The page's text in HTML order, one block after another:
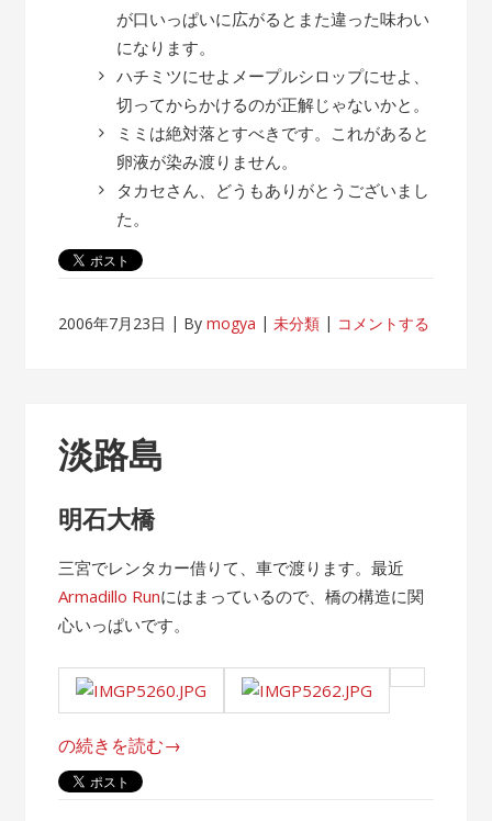
が口いっぱいに広がるとまた違った味わい
になります。
ハチミツにせよメープルシロップにせよ、
切ってからかけるのが正解じゃないかと。
ミミは絶対落とすべきです。これがあると
卵液が染み渡りません。
タカセさん、どうもありがとうございまし
た。
2006年7月23日 Bymogya 未分類 コメントする
淡路島
明石大橋
三宮でレンタカー借りて、車で渡ります。最近
Armadillo Runにはまっているので、橋の構造に関
心いっぱいです。
“淡
路
の続きを読む→